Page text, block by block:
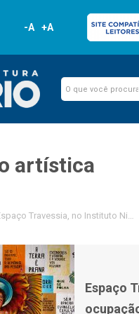
-A +A
artística
Travessia, no Instituto
Espaço